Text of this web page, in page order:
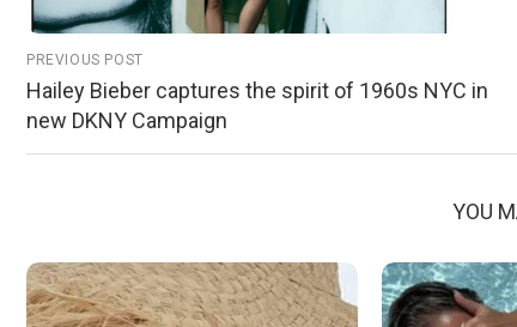
PREVIOUS POST
Hailey Bieber captures the spirit of 1960s NYC in
new DKNY Campaign
YOU